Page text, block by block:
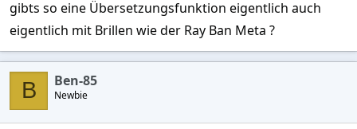
gibts so eine Übersetzungsfunktion eigentlich auch
eigentlich mit Brillen wie der Ray Ban Meta ?
B Ben-85
Newbie